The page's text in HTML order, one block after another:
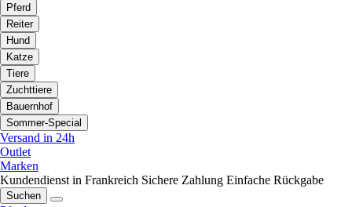
Pferd
Reiter
Hund
Katze
Tiere
Zuchttiere
Bauernhof
Sommer-Special
Versand in 24h
Outlet
Marken
Kundendienst in Frankreich Sichere Zahlung Einfache Rückgabe
Suchen